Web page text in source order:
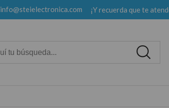
info@steielectronica.com ¡Y recuerda que te